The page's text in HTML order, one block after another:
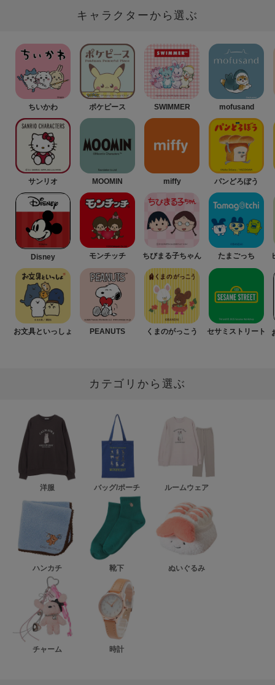
キャラクターから選ぶ
ちいかわ
サンリオ
Disney
お文具といっしょ
ポケピース
MOOMIN
モンチッチ
PEANUTS
SWIMMER
miffy
ちびまる子ちゃん
くまのがっこう
mofusand
パンどろぼう
たまごっち
セサミストリート
カテゴリから選ぶ
洋服 バッグ/ポーチ ルームウェア
ハンカチ 靴下 ぬいぐるみ
チャーム 時計